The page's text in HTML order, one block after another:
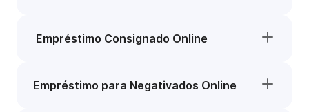
Empréstimo Consignado Online
Empréstimo para Negativados Online